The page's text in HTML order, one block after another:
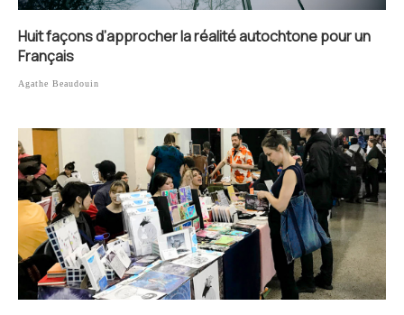
Huit façons d’approcher la réalité autochtone pour un
Français
Agathe Beaudouin